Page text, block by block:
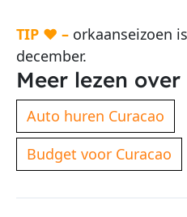
TIP ♥ – orkaanseizoen
december.
Meer lezen
Auto huren Curacao
Budget voor Curacao